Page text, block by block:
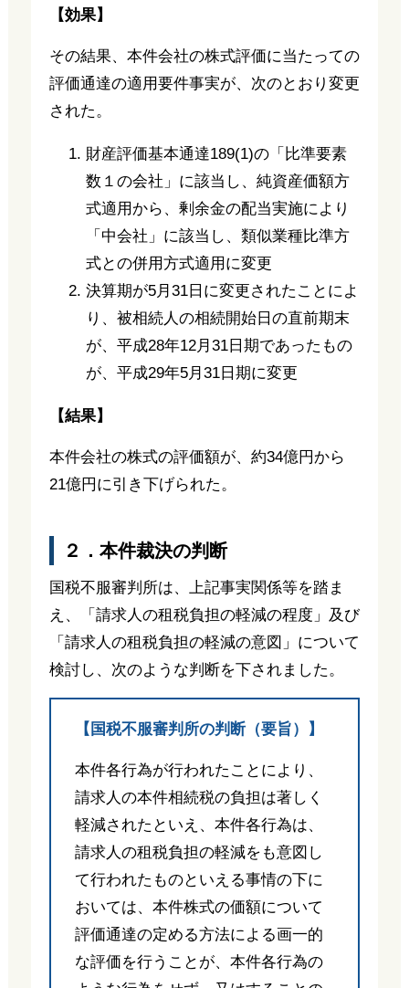
【効果】
その結果、本件会社の株式評価に当たっての
評価通達の適用要件事実が、次のとおり変更
された。
財産評価基本通達189(1)の「比準要素
数１の会社」に該当し、純資産価額方
式適用から、剰余金の配当実施により
「中会社」に該当し、類似業種比準方
式との併用方式適用に変更
決算期が5月31日に変更されたことによ
り、被相続人の相続開始日の直前期末
が、平成28年12月31日期であったもの
が、平成29年5月31日期に変更
【結果】
本件会社の株式の評価額が、約34億円から
21億円に引き下げられた。
２．本件裁決の判断
国税不服審判所は、上記事実関係等を踏ま
え、「請求人の租税負担の軽減の程度」及び
「請求人の租税負担の軽減の意図」について
検討し、次のような判断を下されました。
【国税不服審判所の判断（要旨）】
本件各行為が行われたことにより、
請求人の本件相続税の負担は著しく
軽減されたといえ、本件各行為は、
請求人の租税負担の軽減をも意図し
て行われたものといえる事情の下に
おいては、本件株式の価額について
評価通達の定める方法による画一的
な評価を行うことが、本件各行為の